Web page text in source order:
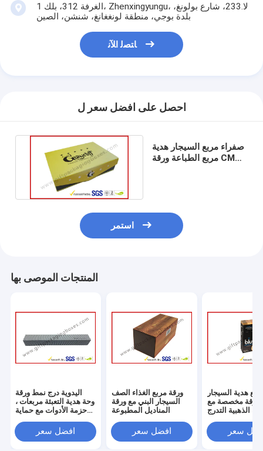
الغرفة 312، بلك 1، Zhenxingyungu، لا.233، شارع بولونغ،
بلدة بوجي، منطقة لونغغانغ، شنشن، الصين
ﺎﺘﺼﻟ ﺍﻶﻧ
احصل على افضل سعر ل
صفراء مربع السيجار هدية
مربع الطباعة ورقة CMYK
استمر
المنتجات الموصى بها
اليدوية درج نمط ورقة
وحة هدية التعبئة مربعات ،
حزمة الأدوات مع حماية
افضل سعر
ورقة مربع الغذاء الصف
السيجار البني مع ورقة
المناديل المطبوعة
افضل سعر
هدية السيجار
ورقة مخصصة مع
الذهبية التدرج
سعر